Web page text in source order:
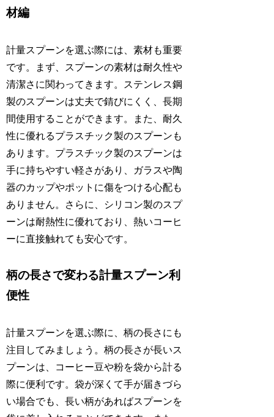
材編
計量スプーンを選ぶ際には、素材も重要
です。まず、スプーンの素材は耐久性や
清潔さに関わってきます。ステンレス鋼
製のスプーンは丈夫で錆びにくく、長期
間使用することができます。また、耐久
性に優れるプラスチック製のスプーンも
あります。プラスチック製のスプーンは
手に持ちやすい軽さがあり、ガラスや陶
器のカップやポットに傷をつける心配も
ありません。さらに、シリコン製のスプ
ーンは耐熱性に優れており、熱いコーヒ
ーに直接触れても安心です。
柄の長さで変わる計量スプーン利
便性
計量スプーンを選ぶ際に、柄の長さにも
注目してみましょう。柄の長さが長いス
プーンは、コーヒー豆や粉を袋から計る
際に便利です。袋が深くて手が届きづら
い場合でも、長い柄があればスプーンを